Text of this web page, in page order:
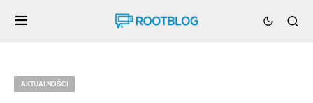
AKTUALNOŚCI